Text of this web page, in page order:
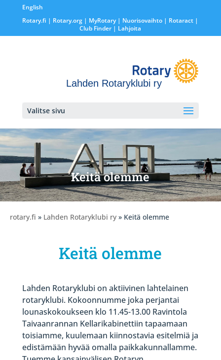
English
Rotary.fi | Rotary.org | MyRotary | Nuorisovaihto | Rotaract |
Club Finder | Lahjoita
Lahden Rotaryklubi ry
Valitse sivu
Keitä olemme
rotary.fi » Lahden Rotaryklubi ry » Keitä olemme
Keitä olemme
Lahden Rotaryklubi on aktiivinen lahtelainen
rotaryklubi. Kokoonnumme joka perjantai
lounaskokoukseen klo 11.45-13.00 Ravintola
Taivaanrannan Kellarikabinettiin tapaamaan
toisiamme, kuulemaan kiinnostavia esitelmiä ja
edistämään hyvää omalla paikkakunnallamme.